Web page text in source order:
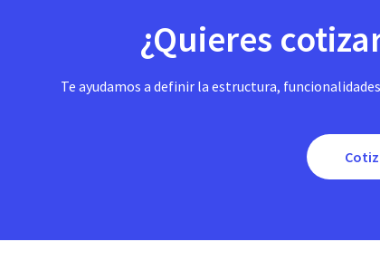
¿Quieres
Te ayudamos a definir la estructura,